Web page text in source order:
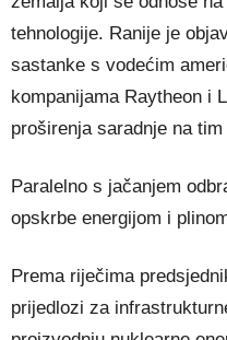
tehnologije. Ranije je
sastanke s vodećim
kompanijama Raytheon i
proširenja saradnje na
Paralelno s jačanjem
opskrbe energijom i
Prema riječima
prijedlozi za